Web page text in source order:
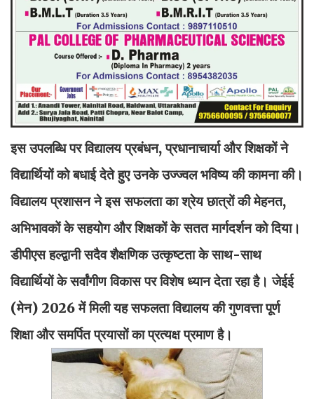
इस उपलब्धि पर विद्यालय प्रबंधन, प्रधानाचार्या और शिक्षकों ने
विद्यार्थियों को बधाई देते हुए उनके उज्ज्वल भविष्य की कामना की।
विद्यालय प्रशासन ने इस सफलता का श्रेय छात्रों की मेहनत,
अभिभावकों के सहयोग और शिक्षकों के सतत मार्गदर्शन को दिया।
डीपीएस हल्द्वानी सदैव शैक्षणिक उत्कृष्टता के साथ-साथ
विद्यार्थियों के सर्वांगीण विकास पर विशेष ध्यान देता रहा है। जेईई
(मेन) 2026 में मिली यह सफलता विद्यालय की गुणवत्ता पूर्ण
शिक्षा और समर्पित प्रयासों का प्रत्यक्ष प्रमाण है।